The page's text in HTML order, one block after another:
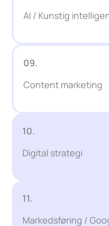
AI / Kunstig
09.
Content marketing
10.
Digital strategi
11.
Markedsføring /